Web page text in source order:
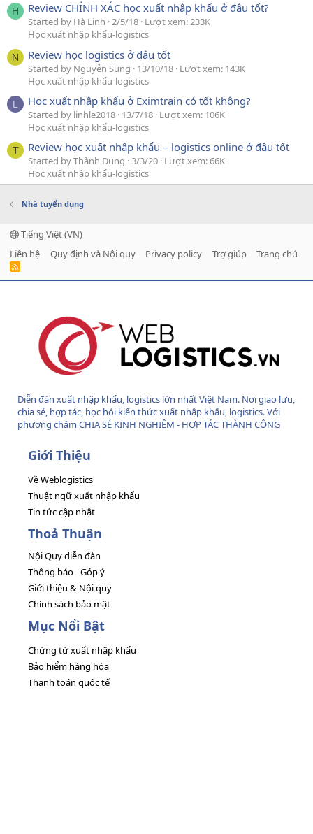
H Review CHÍNH XÁC học xuất nhập khẩu ở đâu tốt?
Started by Hà Linh 2/5/18 Lượt xem: 233K
Học xuất nhập khẩu-logistics
N Review học logistics ở đâu tốt
Started by Nguyễn Sung 13/10/18 Lượt xem: 143K
Học xuất nhập khẩu-logistics
L Học xuất nhập khẩu ở Eximtrain có tốt không?
Started by linhle2018 13/7/18 Lượt xem: 106K
Học xuất nhập khẩu-logistics
T Review học xuất nhập khẩu – logistics online ở đâu tốt
Started by Thành Dung 3/3/20 Lượt xem: 66K
Học xuất nhập khẩu-logistics
Nhà tuyển dụng
Tiếng Việt (VN)
Liên hệ
Quy định và Nội quy Privacy policy Trợ giúp Trang chủ
R
Diễn đàn xuất nhập khẩu, logistics lớn nhất Việt Nam. Nơi giao lưu,
chia sẻ, hợp tác, học hỏi kiến thức xuất nhập khẩu, logistics. Với
phương châm CHIA SẺ KINH NGHIỆM - HỢP TÁC THÀNH CÔNG
Giới Thiệu
Về Weblogistics
Thuật ngữ xuất nhập khẩu
Tin tức cập nhật
Thoả Thuận
Nội Quy diễn đàn
Thông báo - Góp ý
Giới thiệu & Nội quy
Chính sách bảo mật
Mục Nổi Bật
Chứng từ xuất nhập khẩu
Bảo hiểm hàng hóa
Thanh toán quốc tế